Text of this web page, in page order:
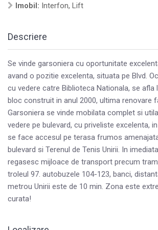
Imobil: Interfon, Lift
Descriere
Se vinde garsoniera cu oportunitate
avand o pozitie excelenta, situata pe Blvd.
cu vedere catre Biblioteca Nationala, se afla
bloc construit in anul 2000, ultima renovare
Garsoniera se vinde mobilata complet si
vedere pe bulevard, cu priveliste excelenta,
se face accesul pe terasa frumos
bulevard si Terenul de Tenis Unirii. In
regasesc mijloace de transport precum
troleul 97. autobuzele 104-123, banci,
metrou Unirii este de 10 min. Zona este
curata!